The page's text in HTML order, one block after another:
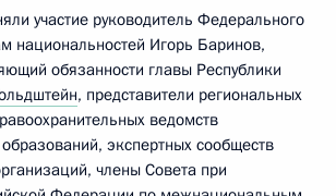
участие руководитель Федерального
национальностей Игорь Баринов,
обязанности главы Республики
, представители региональных
ведомств
экспертных сообществ
члены Совета при